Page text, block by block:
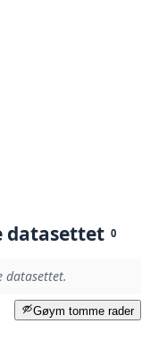
datasettet 0
datasettet.
Gøym tomme rader